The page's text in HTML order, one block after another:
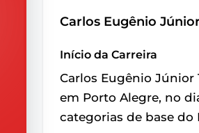
Carlos Eugênio
Início da Carreira
Carlos Eugênio Júnior
em Porto Alegre, no
categorias de base